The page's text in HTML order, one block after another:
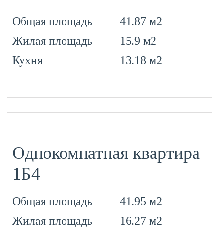
Общая площадь
41.87 м2
Жилая площадь
15.9 м2
Кухня
13.18 м2
Однокомнатная квартира
1Б4
Общая площадь
41.95 м2
Жилая площадь
16.27 м2